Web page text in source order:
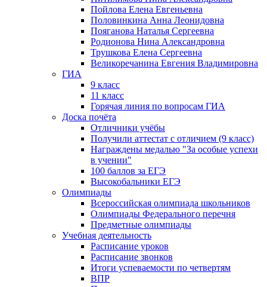
Пойлова Елена Евгеньевна
Половинкина Анна Леонидовна
Пояганова Наталья Сергеевна
Родионова Нина Александровна
Трушкова Елена Сергеевна
Великоречанина Евгения Владимировна
ГИА
9 класс
11 класс
Горячая линия по вопросам ГИА
Доска почёта
Отличники учёбы
Получили аттестат с отличием (9 класс)
Награждены медалью "За особые успехи
в учении"
100 баллов за ЕГЭ
Высокобальники ЕГЭ
Олимпиады
Всероссийская олимпиада школьников
Олимпиады Федерального перечня
Предметные олимпиады
Учебная деятельность
Расписание уроков
Расписание звонков
Итоги успеваемости по четвертям
ВПР